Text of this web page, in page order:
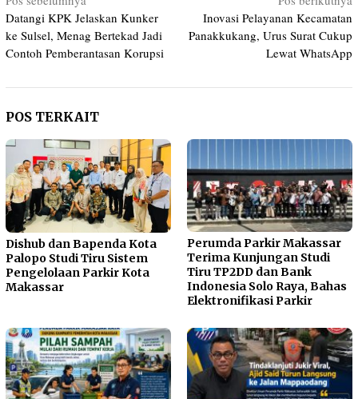
pos
Datangi KPK Jelaskan Kunker
ke Sulsel, Menag Bertekad Jadi
Contoh Pemberantasan Korupsi
Inovasi Pelayanan Kecamatan
Panakkukang, Urus Surat Cukup
Lewat WhatsApp
POS TERKAIT
Dishub dan Bapenda Kota
Palopo Studi Tiru Sistem
Pengelolaan Parkir Kota
Makassar
Perumda Parkir Makassar
Terima Kunjungan Studi
Tiru TP2DD dan Bank
Indonesia Solo Raya, Bahas
Elektronifikasi Parkir